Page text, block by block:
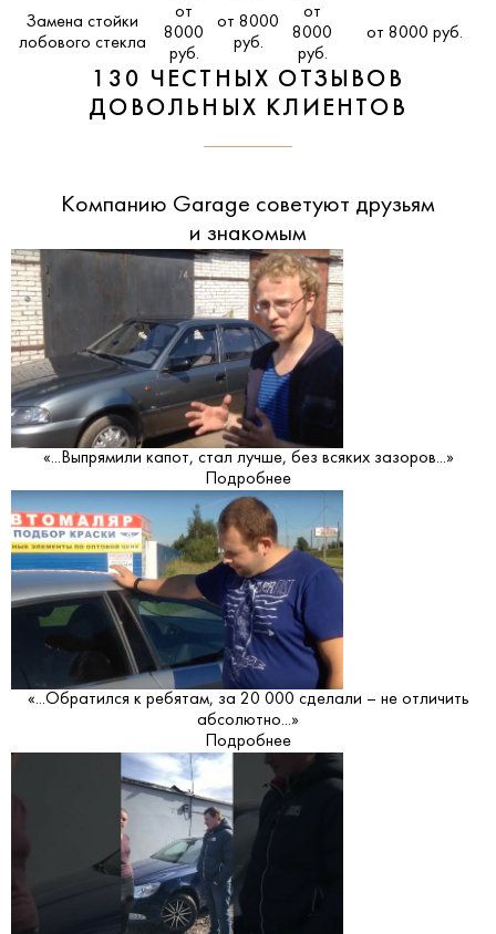
Замена стойки
лобового стекла
от
8000
руб.
от 8000
руб.
от
8000
руб.
от 8000 руб.
130 ЧЕСТНЫХ ОТЗЫВОВ
ДОВОЛЬНЫХ КЛИЕНТОВ
Компанию Garage советуют друзьям
и знакомым
«...Выпрямили капот, стал лучше, без всяких зазоров...»
Подробнее
«...Обратился к ребятам, за 20 000 сделали – не отличить
абсолютно...»
Подробнее